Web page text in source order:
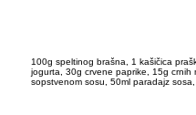
100g speltinog brašna, 1 kašičica
jogurta, 30g crvene paprike, 15g
sopstvenom sosu, 50ml paradajz